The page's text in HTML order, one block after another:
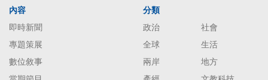
內容
即時新聞
專題策展
數位敘事
分類
政治
社會
全球
生活
兩岸
地方